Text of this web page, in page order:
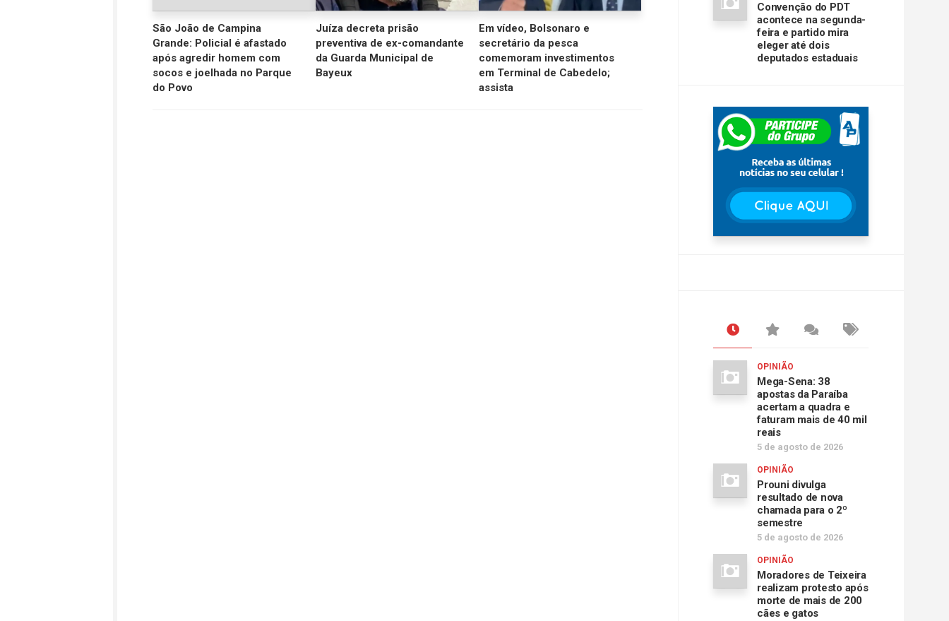
São João de Campina
Grande: Policial é afastado
após agredir homem com
socos e joelhada no Parque
do Povo
Juíza decreta prisão
preventiva de ex-comandante
da Guarda Municipal de
Bayeux
Em vídeo, Bolsonaro e
secretário da pesca
comemoram investimentos
em Terminal de Cabedelo;
assista
Convenção do PDT
acontece na segunda-
feira e partido mira
eleger até dois
deputados estaduais
OPINIÃO
Mega-Sena: 38
apostas da Paraíba
acertam a quadra e
faturam mais de 40 mil
reais
5 de agosto de 2026
OPINIÃO
Prouni divulga
resultado de nova
chamada para o 2º
semestre
5 de agosto de 2026
OPINIÃO
Moradores de Teixeira
realizam protesto após
morte de mais de 200
cães e gatos